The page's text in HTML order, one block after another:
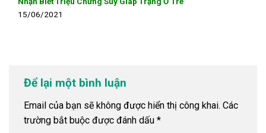
15/06/2021
Để lại một bình luận
Email của bạn sẽ không được hiển thị công khai. Các
trường bắt buộc được đánh dấu *